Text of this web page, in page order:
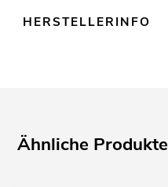
HERSTELLERINFO
Ähnliche Produkte